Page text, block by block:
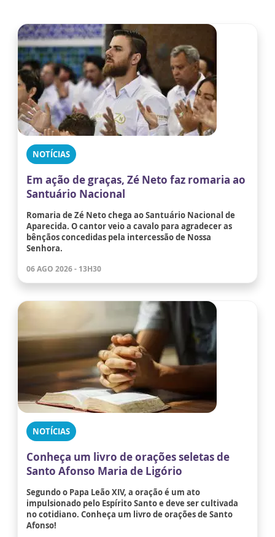
NOTÍCIAS
Em ação de graças, Zé Neto faz romaria ao
Santuário Nacional
Romaria de Zé Neto chega ao Santuário Nacional de
Aparecida. O cantor veio a cavalo para agradecer as
bênçãos concedidas pela intercessão de Nossa
Senhora.
06 AGO 2026 - 13H30
NOTÍCIAS
Conheça um livro de orações seletas de
Santo Afonso Maria de Ligório
Segundo o Papa Leão XIV, a oração é um ato
impulsionado pelo Espírito Santo e deve ser cultivada
no cotidiano. Conheça um livro de orações de Santo
Afonso!